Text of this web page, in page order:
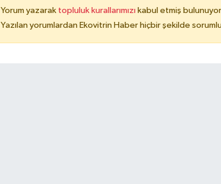
Yorum yazarak topluluk kurallarımızı kabul etmiş
Yazılan yorumlardan Ekovitrin Haber hiçbir şekilde